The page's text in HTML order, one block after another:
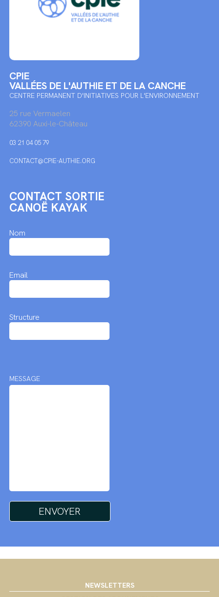
CPIE
VALLÉES DE L'AUTHIE ET DE LA CANCHE
CENTRE PERMANENT D'INITIATIVES POUR L'ENVIRONNEMENT
25 rue Vermaelen
62390 Auxi-le-Château
03 21 04 05 79
CONTACT@CPIE-AUTHIE.ORG
CONTACT SORTIE
CANOË KAYAK
Nom
Email
Structure
MESSAGE
NEWSLETTERS